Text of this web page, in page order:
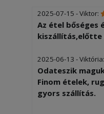
2025-07-15 - Viktor:
Az étel bőséges
2025-06-13 - Viktória:
Odateszik
Finom ételek,
gyors szállítás.